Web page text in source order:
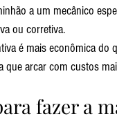
a um mecânico
ou corretiva.
é mais econômica do
que arcar com custos
fazer a